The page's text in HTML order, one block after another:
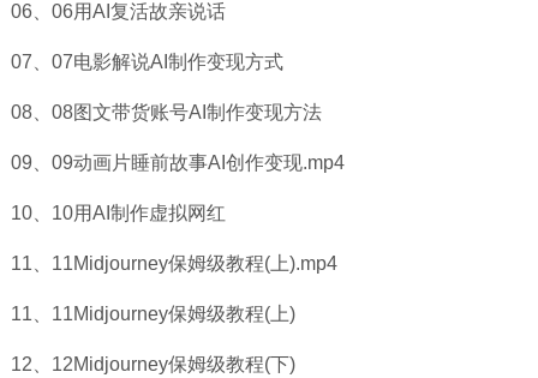
06、06用AI复活故亲说话
07、07电影解说AI制作变现方式
08、08图文带货账号AI制作变现方法
09、09动画片睡前故事AI创作变现.mp4
10、10用AI制作虚拟网红
11、11Midjourney保姆级教程(上).mp4
11、11Midjourney保姆级教程(上)
12、12Midjourney保姆级教程(下)